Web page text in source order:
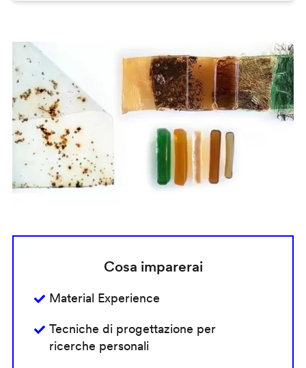
Cosa imparerai
Material Experience
Tecniche di progettazione per
ricerche personali